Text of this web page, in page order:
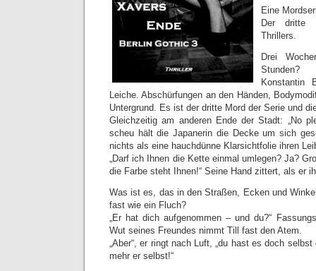
Eine
Der dritte
Thrillers.
Drei
Stunden?
Konstantin
Leiche. Abschürfungen an den Händen,
Untergrund. Es ist der dritte Mord der Serie und
Gleichzeitig am anderen Ende der Stadt: „No
scheu hält die Japanerin die Decke um sich
nichts als eine hauchdünne Klarsichtfolie ihren
„Darf ich Ihnen die Kette einmal umlegen? Ja?
die Farbe steht Ihnen!“ Seine Hand zittert, als er
Was ist es, das in den Straßen, Ecken und
fast wie ein Fluch?
„Er hat dich aufgenommen – und du?“
Wut seines Freundes nimmt Till fast den Atem.
„Aber“, er ringt nach Luft, „du hast es doch
mehr er selbst!“